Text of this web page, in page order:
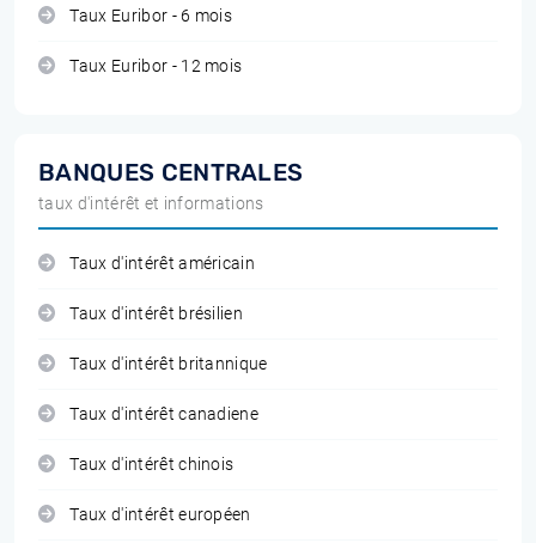
Taux Euribor - 6 mois
Taux Euribor - 12 mois
BANQUES CENTRALES
taux d'intérêt et informations
Taux d'intérêt américain
Taux d'intérêt brésilien
Taux d'intérêt britannique
Taux d'intérêt canadiene
Taux d'intérêt chinois
Taux d'intérêt européen